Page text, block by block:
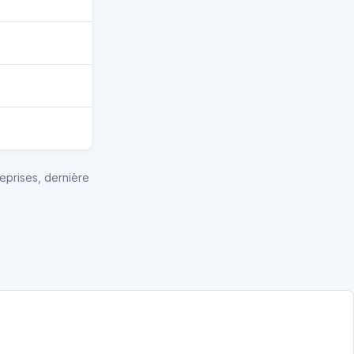
dernière